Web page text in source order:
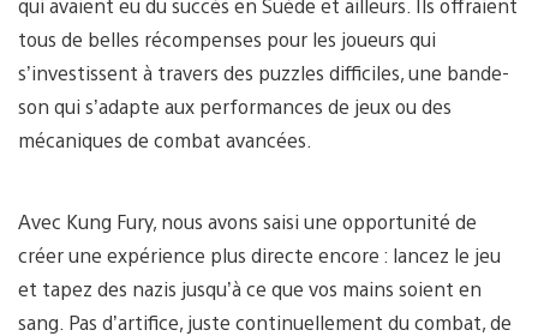
tous de belles récompenses pour les joueurs qui
s’investissent à travers des puzzles difficiles, une bande-
son qui s’adapte aux performances de jeux ou des
mécaniques de combat avancées.
Avec Kung Fury, nous avons saisi une opportunité de
créer une expérience plus directe encore : lancez le jeu
et tapez des nazis jusqu’à ce que vos mains soient en
sang. Pas d’artifice, juste continuellement du combat, de